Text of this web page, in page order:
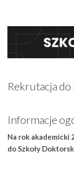
Rekrutacja
Informacje
Na rok
do Szkoły